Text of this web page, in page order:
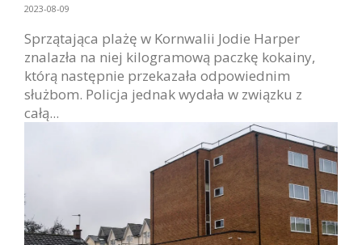
2023-08-09
Sprzątająca plażę w Kornwalii Jodie Harper
znalazła na niej kilogramową paczkę kokainy,
którą następnie przekazała odpowiednim
służbom. Policja jednak wydała w związku z
całą...